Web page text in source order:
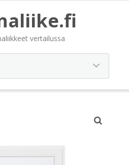
vertailussa